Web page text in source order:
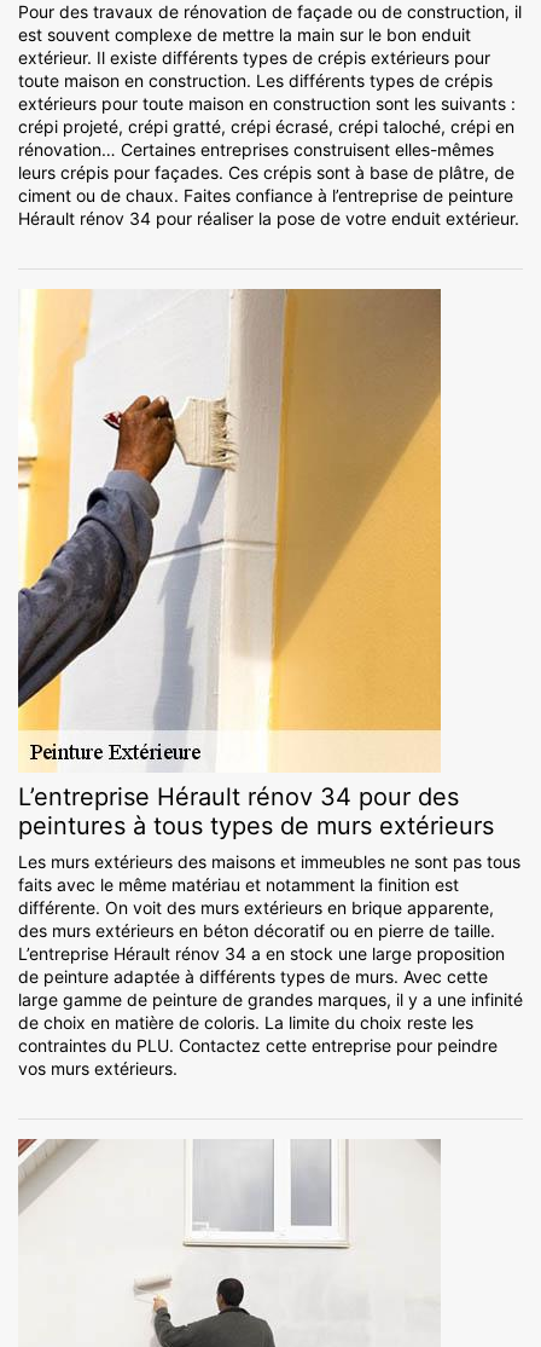
Pour des travaux de rénovation de façade ou de construction, il
est souvent complexe de mettre la main sur le bon enduit
extérieur. Il existe différents types de crépis extérieurs pour
toute maison en construction. Les différents types de crépis
extérieurs pour toute maison en construction sont les suivants :
crépi projeté, crépi gratté, crépi écrasé, crépi taloché, crépi en
rénovation… Certaines entreprises construisent elles-mêmes
leurs crépis pour façades. Ces crépis sont à base de plâtre, de
ciment ou de chaux. Faites confiance à l’entreprise de peinture
Hérault rénov 34 pour réaliser la pose de votre enduit extérieur.
L’entreprise Hérault rénov 34 pour des
peintures à tous types de murs extérieurs
Les murs extérieurs des maisons et immeubles ne sont pas tous
faits avec le même matériau et notamment la finition est
différente. On voit des murs extérieurs en brique apparente,
des murs extérieurs en béton décoratif ou en pierre de taille.
L’entreprise Hérault rénov 34 a en stock une large proposition
de peinture adaptée à différents types de murs. Avec cette
large gamme de peinture de grandes marques, il y a une infinité
de choix en matière de coloris. La limite du choix reste les
contraintes du PLU. Contactez cette entreprise pour peindre
vos murs extérieurs.